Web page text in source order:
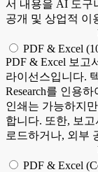
서 내용을 AI 도구
공개 및 상업적 이
PDF & Excel
PDF & Excel 보고
라이선스입니다.
Research를 인용
인쇄는 가능하지
합니다. 또한, 보
로드하거나, 외부
PDF & Excel